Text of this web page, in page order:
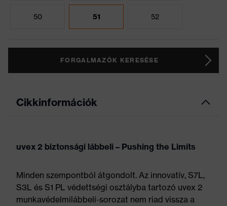
50 51 52
FORGALMAZÓK KERESÉSE
Cikkinformációk
uvex 2 biztonsági lábbeli – Pushing the Limits
Minden szempontból átgondolt. Az innovatív, S7L,
S3L és S1 PL védettségi osztályba tartozó uvex 2
munkavédelmilábbeli-sorozat nem riad vissza a